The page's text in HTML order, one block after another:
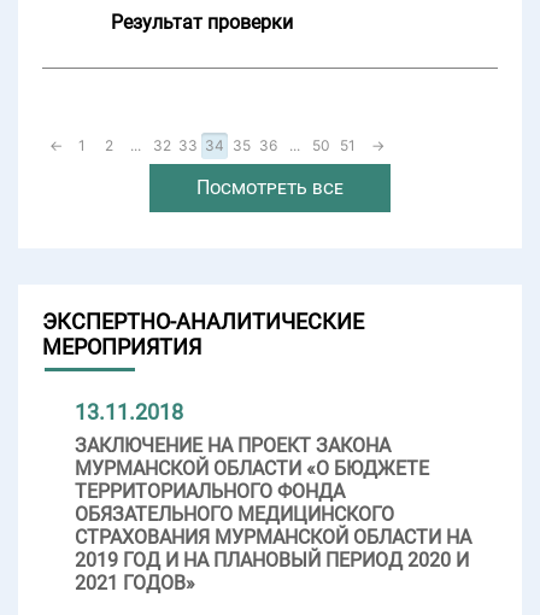
Результат проверки
← 1 2 ... 32 33 34 35 36 ... 50 51 →
Посмотреть все
ЭКСПЕРТНО-АНАЛИТИЧЕСКИЕ
МЕРОПРИЯТИЯ
13.11.2018
ЗАКЛЮЧЕНИЕ НА ПРОЕКТ ЗАКОНА
МУРМАНСКОЙ ОБЛАСТИ «О БЮДЖЕТЕ
ТЕРРИТОРИАЛЬНОГО ФОНДА
ОБЯЗАТЕЛЬНОГО МЕДИЦИНСКОГО
СТРАХОВАНИЯ МУРМАНСКОЙ ОБЛАСТИ НА
2019 ГОД И НА ПЛАНОВЫЙ ПЕРИОД 2020 И
2021 ГОДОВ»